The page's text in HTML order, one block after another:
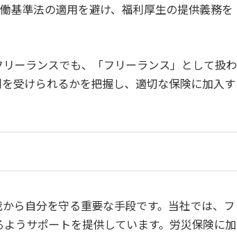
基準法の適用を避け、福利厚生の提供義務を
ーランスでも、「フリーランス」として扱わ
受けられるかを把握し、適切な保険に加入す
ら自分を守る重要な手段です。当社では、フ
うサポートを提供しています。労災保険に加